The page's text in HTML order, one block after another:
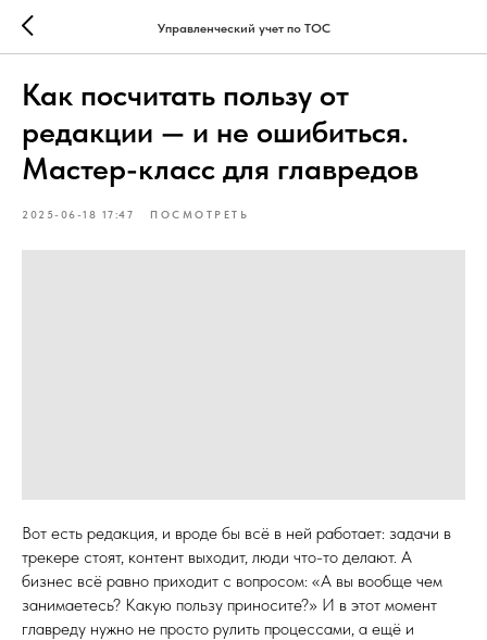
Управленческий учет по ТОС
Как посчитать пользу от
редакции — и не ошибиться.
Мастер-класс для главредов
2025-06-18 17:47 ПОСМОТРЕТЬ
Вот есть редакция, и вроде бы всё в ней работает: задачи в
трекере стоят, контент выходит, люди что-то делают. А
бизнес всё равно приходит с вопросом: «А вы вообще чем
занимаетесь? Какую пользу приносите?» И в этот момент
главреду нужно не просто рулить процессами, а ещё и